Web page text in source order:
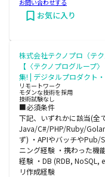
お問い合わせする
お気に入り
株式会社テクノプロ（テ
【〈テクノプログループ
集! | デジタルプロダクト
リモートワーク
モダンな技術を採用
技術試験なし
■必須条件
下記、いずれかに該当(全
Java/C#/PHP/Ruby/
ず) ・APIやバッチやPub/
ニング経験 ・携わった機
経験 ・DB (RDB, NoSQL,
リ作成経験